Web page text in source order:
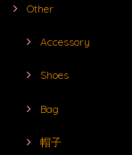
Other
Accessory
Shoes
Bag
帽子